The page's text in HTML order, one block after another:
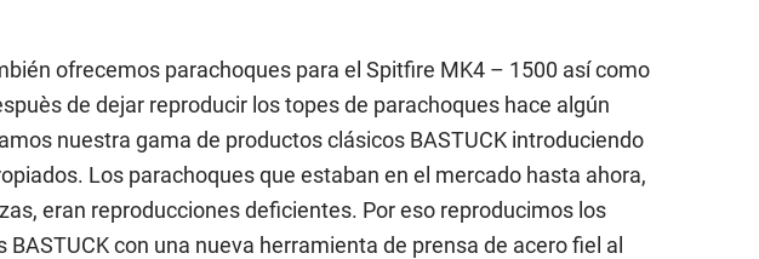
ofrecemos parachoques para el Spitfire MK4 – 1500 así como
de dejar reproducir los topes de parachoques hace algún
nuestra gama de productos clásicos BASTUCK introduciendo
Los parachoques que estaban en el mercado hasta ahora,
eran reproducciones deficientes. Por eso reproducimos los
BASTUCK con una nueva herramienta de prensa de acero fiel al